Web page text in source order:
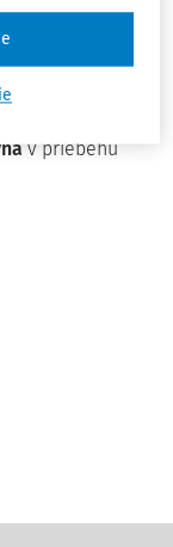
samotní
je
v priebehu